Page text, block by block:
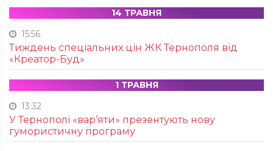
14 ТРАВНЯ
15:56
Тиждень спеціальних цін ЖК Тернополя від
«Креатор-Буд»
1 ТРАВНЯ
13:32
У Тернополі «вар’яти» презентують нову
гумористичну програму